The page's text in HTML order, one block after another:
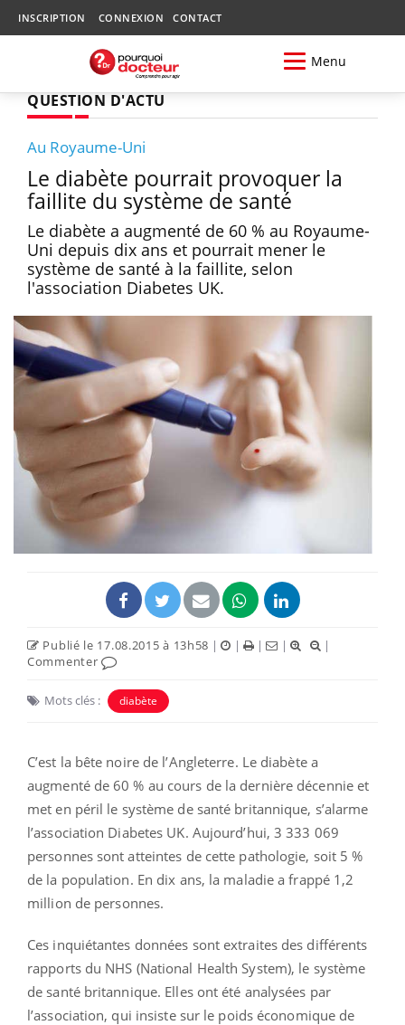
INSCRIPTION CONNEXION CONTACT
Menu
QUESTION D'ACTU
Au Royaume-Uni
Le diabète pourrait provoquer la
faillite du système de santé
Le diabète a augmenté de 60 % au Royaume-
Uni depuis dix ans et pourrait mener le
système de santé à la faillite, selon
l'association Diabetes UK.
Publié le 17.08.2015 à 13h58 | | | |
|
Commenter
Mots clés : diabète
C’est la bête noire de l’Angleterre. Le diabète a
augmenté de 60 % au cours de la dernière décennie et
met en péril le système de santé britannique, s’alarme
l’association Diabetes UK. Aujourd’hui, 3 333 069
personnes sont atteintes de cette pathologie, soit 5 %
de la population. En dix ans, la maladie a frappé 1,2
million de personnes.
Ces inquiétantes données sont extraites des différents
rapports du NHS (National Health System), le système
de santé britannique. Elles ont été analysées par
l’association, qui insiste sur le poids économique de